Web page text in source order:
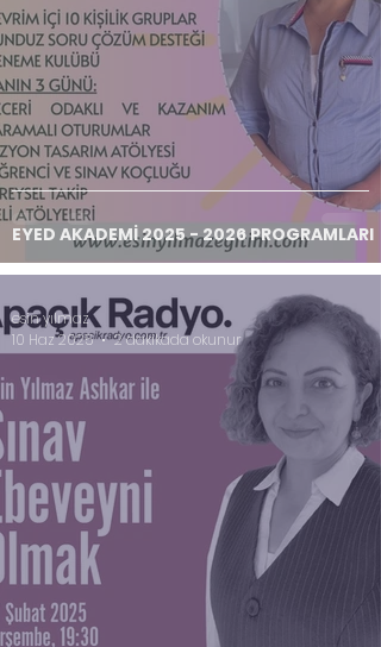
EYED AKADEMİ 2025 - 2026 PROGRAMLARI
esin yılmaz
10 Haz 2025
2 dakikada okunur